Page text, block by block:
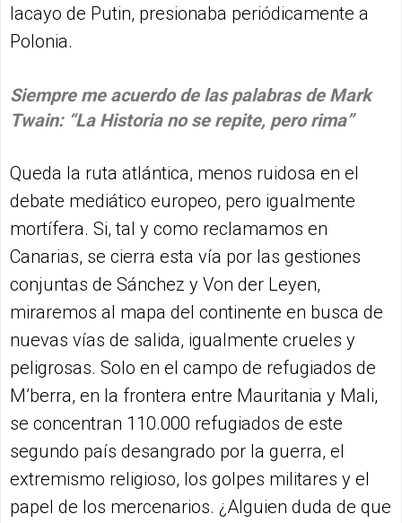
lacayo de Putin, presionaba periódicamente a
Polonia.
Siempre me acuerdo de las palabras de Mark
Twain: “La Historia no se repite, pero rima”
Queda la ruta atlántica, menos ruidosa en el
debate mediático europeo, pero igualmente
mortífera. Si, tal y como reclamamos en
Canarias, se cierra esta vía por las gestiones
conjuntas de Sánchez y Von der Leyen,
miraremos al mapa del continente en busca de
nuevas vías de salida, igualmente crueles y
peligrosas. Solo en el campo de refugiados de
M’berra, en la frontera entre Mauritania y Mali,
se concentran 110.000 refugiados de este
segundo país desangrado por la guerra, el
extremismo religioso, los golpes militares y el
papel de los mercenarios. ¿Alguien duda de que